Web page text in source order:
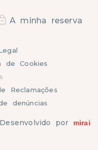
Desenvolvido por mirai
de Cookies
Reclamações
denúncias
A minha reserva